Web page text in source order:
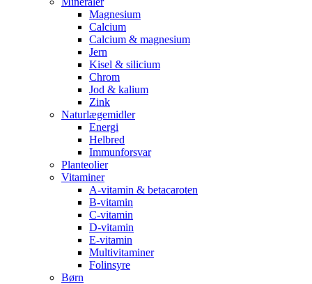
Magnesium
Calcium
Calcium & magnesium
Jern
Kisel & silicium
Chrom
Jod & kalium
Zink
Naturlægemidler
Energi
Helbred
Immunforsvar
Planteolier
Vitaminer
A-vitamin & betacaroten
B-vitamin
C-vitamin
D-vitamin
E-vitamin
Multivitaminer
Folinsyre
Børn